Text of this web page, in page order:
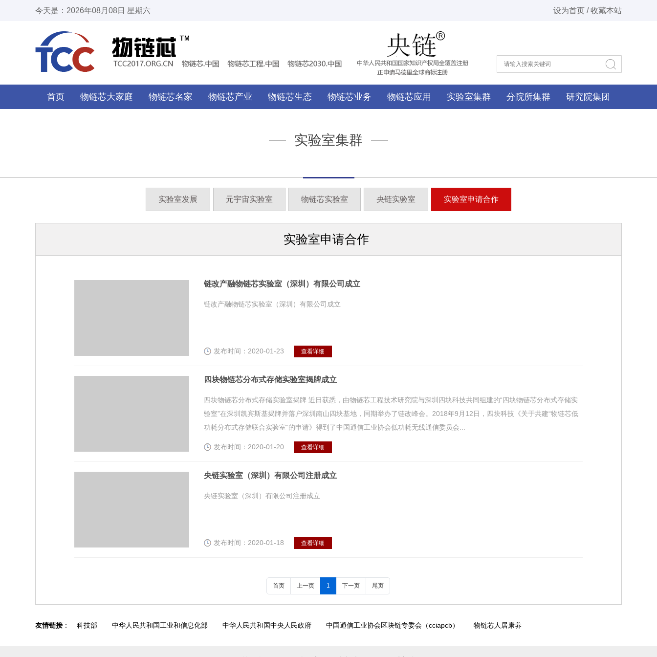
今天是：2026年08月08日 星期六 设为首页 / 收藏本站
首页 物链芯大家庭 物链芯名家 物链芯产业 物链芯生态 物链芯业务 物链芯应用 实验室集群 分院所集群 研究院集团
实验室集群
实验室发展 元宇宙实验室 物链芯实验室 央链实验室 实验室申请合作
实验室申请合作
链改产融物链芯实验室（深圳）有限公司成立
链改产融物链芯实验室（深圳）有限公司成立
发布时间：2020-01-23 查看详细
四块物链芯分布式存储实验室揭牌成立
四块物链芯分布式存储实验室揭牌 近日获悉，由物链芯工程技术研究院与深圳四块科技共同组建的“四块物链芯分布式存储实
验室”在深圳凯宾斯基揭牌并落户深圳南山四块基地，同期举办了链改峰会。2018年9月12日，四块科技《关于共建“物链芯低
功耗分布式存储联合实验室”的申请》得到了中国通信工业协会低功耗无线通信委员会...
发布时间：2020-01-20 查看详细
央链实验室（深圳）有限公司注册成立
央链实验室（深圳）有限公司注册成立
发布时间：2020-01-18 查看详细
首页 上一页 1 下一页 尾页
友情链接 ： 科技部 中华人民共和国工业和信息化部 中华人民共和国中央人民政府 中国通信工业协会区块链专委会（cciapcb） 物链芯人居康养